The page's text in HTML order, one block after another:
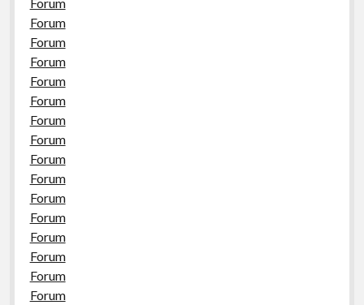
Forum
Forum
Forum
Forum
Forum
Forum
Forum
Forum
Forum
Forum
Forum
Forum
Forum
Forum
Forum